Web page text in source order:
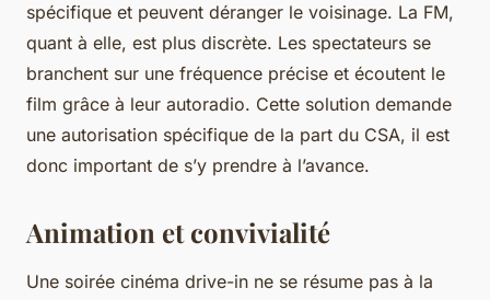
spécifique et peuvent déranger le voisinage. La FM,
quant à elle, est plus discrète. Les spectateurs se
branchent sur une fréquence précise et écoutent le
film grâce à leur autoradio. Cette solution demande
une autorisation spécifique de la part du CSA, il est
donc important de s’y prendre à l’avance.
Animation et convivialité
Une soirée cinéma drive-in ne se résume pas à la